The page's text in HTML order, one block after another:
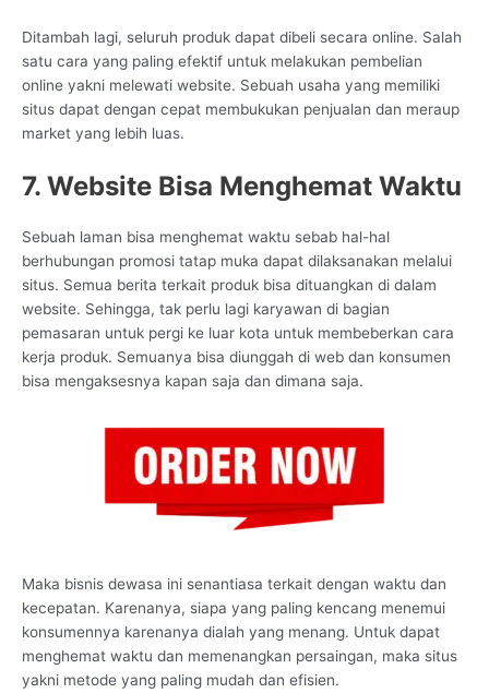
Ditambah lagi, seluruh produk dapat dibeli secara online. Salah
satu cara yang paling efektif untuk melakukan pembelian
online yakni melewati website. Sebuah usaha yang memiliki
situs dapat dengan cepat membukukan penjualan dan meraup
market yang lebih luas.
7. Website Bisa Menghemat Waktu
Sebuah laman bisa menghemat waktu sebab hal-hal
berhubungan promosi tatap muka dapat dilaksanakan melalui
situs. Semua berita terkait produk bisa dituangkan di dalam
website. Sehingga, tak perlu lagi karyawan di bagian
pemasaran untuk pergi ke luar kota untuk membeberkan cara
kerja produk. Semuanya bisa diunggah di web dan konsumen
bisa mengaksesnya kapan saja dan dimana saja.
Maka bisnis dewasa ini senantiasa terkait dengan waktu dan
kecepatan. Karenanya, siapa yang paling kencang menemui
konsumennya karenanya dialah yang menang. Untuk dapat
menghemat waktu dan memenangkan persaingan, maka situs
yakni metode yang paling mudah dan efisien.